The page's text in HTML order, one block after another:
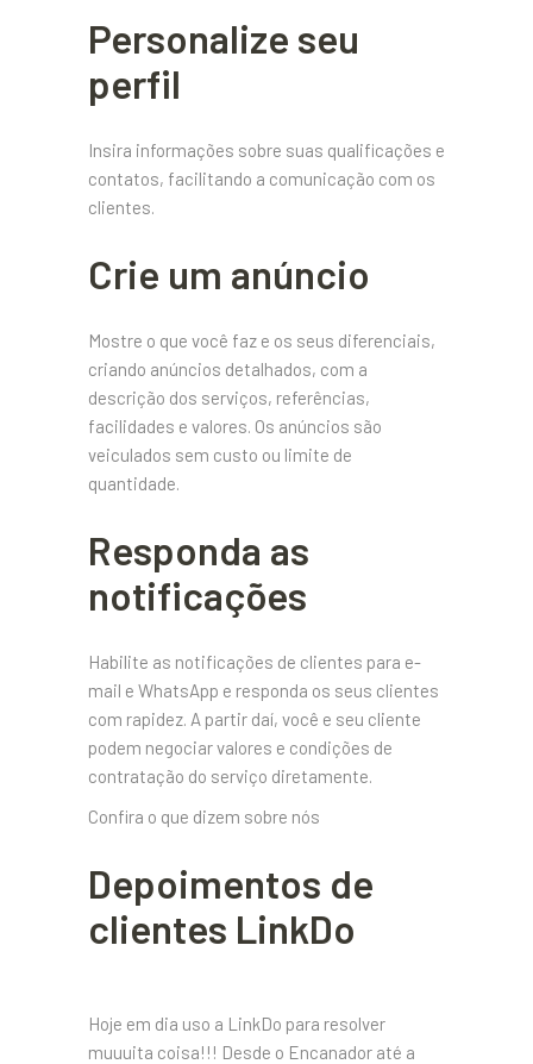
Personalize seu
perfil
Insira informações sobre suas qualificações e
contatos, facilitando a comunicação com os
clientes.
Crie um anúncio
Mostre o que você faz e os seus diferenciais,
criando anúncios detalhados, com a
descrição dos serviços, referências,
facilidades e valores. Os anúncios são
veiculados sem custo ou limite de
quantidade.
Responda as
notificações
Habilite as notificações de clientes para e-
mail e WhatsApp e responda os seus clientes
com rapidez. A partir daí, você e seu cliente
podem negociar valores e condições de
contratação do serviço diretamente.
Confira o que dizem sobre nós
Depoimentos de
clientes LinkDo
Hoje em dia uso a LinkDo para resolver
muuuita coisa!!! Desde o Encanador até a